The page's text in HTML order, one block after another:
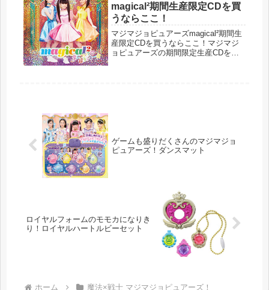
magical²期間生産限定CDを買
うならここ！
マジマジョピュアーズmagical²期間生
産限定CDを買うならここ！マジマジ
ョピュアーズの期間限定生産CDを手
ゲームも盛りだくさんのマジマジョ
ピュアーズ！ダンスマット
ロイヤルフォームのモモカになりき
り！ロイヤルハートルビーセット
ホーム 魔法×戦士 マジマジョピュアーズ！